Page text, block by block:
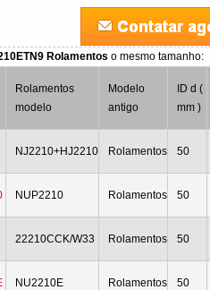
Rolamentoso mesmo tamanho:
Rolamentos
modelo
Modelo
antigo
ID d (
mm )
NJ2210+HJ2210 Rolamentos 50
NUP2210 Rolamentos 50
22210CCK/W33 Rolamentos 50
NU2210E Rolamentos 50